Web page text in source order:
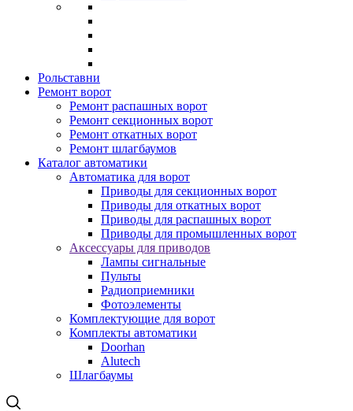
Рольставни
Ремонт ворот
Ремонт распашных ворот
Ремонт секционных ворот
Ремонт откатных ворот
Ремонт шлагбаумов
Каталог автоматики
Автоматика для ворот
Приводы для секционных ворот
Приводы для откатных ворот
Приводы для распашных ворот
Приводы для промышленных ворот
Аксессуары для приводов
Лампы сигнальные
Пульты
Радиоприемники
Фотоэлементы
Комплектующие для ворот
Комплекты автоматики
Doorhan
Alutech
Шлагбаумы